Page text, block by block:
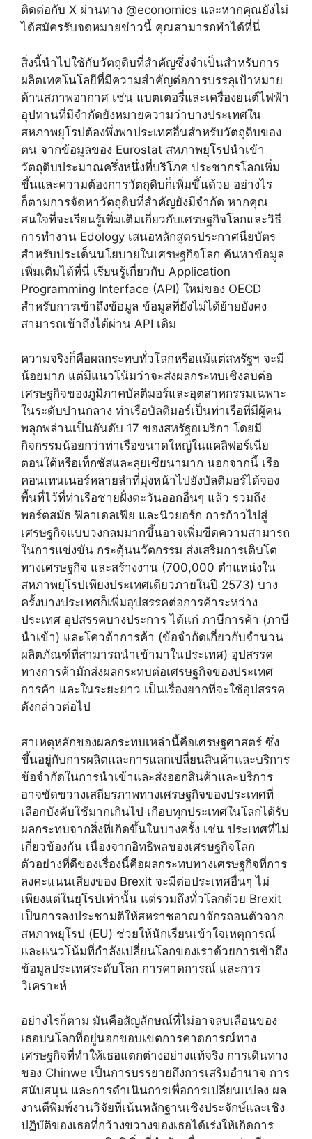
ติดต่อกับ X ผ่านทาง @economics และหากคุณยังไม่
ได้สมัครรับจดหมายข่าวนี้ คุณสามารถทำได้ที่นี่
สิ่งนี้นำไปใช้กับวัตถุดิบที่สำคัญซึ่งจำเป็นสำหรับการ
ผลิตเทคโนโลยีที่มีความสำคัญต่อการบรรลุเป้าหมาย
ด้านสภาพอากาศ เช่น แบตเตอรี่และเครื่องยนต์ไฟฟ้า
อุปทานที่มีจำกัดยังหมายความว่าบางประเทศใน
สหภาพยุโรปต้องพึ่งพาประเทศอื่นสำหรับวัตถุดิบของ
ตน จากข้อมูลของ Eurostat สหภาพยุโรปนำเข้า
วัตถุดิบประมาณครึ่งหนึ่งที่บริโภค ประชากรโลกเพิ่ม
ขึ้นและความต้องการวัตถุดิบก็เพิ่มขึ้นด้วย อย่างไร
ก็ตามการจัดหาวัตถุดิบที่สำคัญยังมีจำกัด หากคุณ
สนใจที่จะเรียนรู้เพิ่มเติมเกี่ยวกับเศรษฐกิจโลกและวิธี
การทำงาน Edology เสนอหลักสูตรประกาศนียบัตร
สำหรับประเด็นนโยบายในเศรษฐกิจโลก ค้นหาข้อมูล
เพิ่มเติมได้ที่นี่ เรียนรู้เกี่ยวกับ Application
Programming Interface (API) ใหม่ของ OECD
สำหรับการเข้าถึงข้อมูล ข้อมูลที่ยังไม่ได้ย้ายยังคง
สามารถเข้าถึงได้ผ่าน API เดิม
ความจริงก็คือผลกระทบทั่วโลกหรือแม้แต่สหรัฐฯ จะมี
น้อยมาก แต่มีแนวโน้มว่าจะส่งผลกระทบเชิงลบต่อ
เศรษฐกิจของภูมิภาคบัลติมอร์และอุตสาหกรรมเฉพาะ
ในระดับปานกลาง ท่าเรือบัลติมอร์เป็นท่าเรือที่มีผู้คน
พลุกพล่านเป็นอันดับ 17 ของสหรัฐอเมริกา โดยมี
กิจกรรมน้อยกว่าท่าเรือขนาดใหญ่ในแคลิฟอร์เนีย
ตอนใต้หรือเท็กซัสและลุยเซียนามาก นอกจากนี้ เรือ
คอนเทนเนอร์หลายลำที่มุ่งหน้าไปยังบัลติมอร์ได้จอง
พื้นที่ไว้ที่ท่าเรือชายฝั่งตะวันออกอื่นๆ แล้ว รวมถึง
พอร์ตสมัธ ฟิลาเดลเฟีย และนิวยอร์ก การก้าวไปสู่
เศรษฐกิจแบบวงกลมมากขึ้นอาจเพิ่มขีดความสามารถ
ในการแข่งขัน กระตุ้นนวัตกรรม ส่งเสริมการเติบโต
ทางเศรษฐกิจ และสร้างงาน (700,000 ตำแหน่งใน
สหภาพยุโรปเพียงประเทศเดียวภายในปี 2573) บาง
ครั้งบางประเทศก็เพิ่มอุปสรรคต่อการค้าระหว่าง
ประเทศ อุปสรรคบางประการ ได้แก่ ภาษีการค้า (ภาษี
นำเข้า) และโควต้าการค้า (ข้อจำกัดเกี่ยวกับจำนวน
ผลิตภัณฑ์ที่สามารถนำเข้ามาในประเทศ) อุปสรรค
ทางการค้ามักส่งผลกระทบต่อเศรษฐกิจของประเทศ
การค้า และในระยะยาว เป็นเรื่องยากที่จะใช้อุปสรรค
ดังกล่าวต่อไป
สาเหตุหลักของผลกระทบเหล่านี้คือเศรษฐศาสตร์ ซึ่ง
ขึ้นอยู่กับการผลิตและการแลกเปลี่ยนสินค้าและบริการ
ข้อจำกัดในการนำเข้าและส่งออกสินค้าและบริการ
อาจขัดขวางเสถียรภาพทางเศรษฐกิจของประเทศที่
เลือกบังคับใช้มากเกินไป เกือบทุกประเทศในโลกได้รับ
ผลกระทบจากสิ่งที่เกิดขึ้นในบางครั้ง เช่น ประเทศที่ไม่
เกี่ยวข้องกัน เนื่องจากอิทธิพลของเศรษฐกิจโลก
ตัวอย่างที่ดีของเรื่องนี้คือผลกระทบทางเศรษฐกิจที่การ
ลงคะแนนเสียงของ Brexit จะมีต่อประเทศอื่นๆ ไม่
เพียงแต่ในยุโรปเท่านั้น แต่รวมถึงทั่วโลกด้วย Brexit
เป็นการลงประชามติให้สหราชอาณาจักรถอนตัวจาก
สหภาพยุโรป (EU) ช่วยให้นักเรียนเข้าใจเหตุการณ์
และแนวโน้มที่กำลังเปลี่ยนโลกของเราด้วยการเข้าถึง
ข้อมูลประเทศระดับโลก การคาดการณ์ และการ
วิเคราะห์
อย่างไรก็ตาม มันคือสัญลักษณ์ที่ไม่อาจลบเลือนของ
เธอบนโลกที่อยู่นอกขอบเขตการคาดการณ์ทาง
เศรษฐกิจที่ทำให้เธอแตกต่างอย่างแท้จริง การเดินทาง
ของ Chinwe เป็นการบรรยายถึงการเสริมอำนาจ การ
สนับสนุน และการดำเนินการเพื่อการเปลี่ยนแปลง ผล
งานตีพิมพ์งานวิจัยที่เน้นหลักฐานเชิงประจักษ์และเชิง
ปฏิบัติของเธอที่กว้างขวางของเธอได้เร่งให้เกิดการ